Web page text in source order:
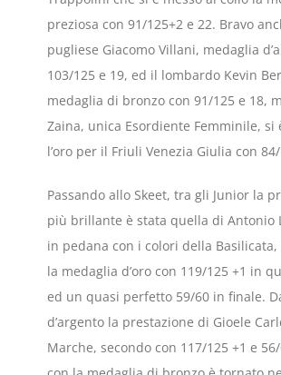
preziosa con 91/125+2 e 22. Bravo
pugliese Giacomo Villani, medaglia
103/125 e 19, ed il lombardo Kevin
medaglia di bronzo con 91/125 e 18,
Zaina, unica Esordiente Femminile, si
l’oro per il Friuli Venezia Giulia con
Passando allo Skeet, tra gli Junior la
più brillante è stata quella di Antonio
in pedana con i colori della
la medaglia d’oro con 119/125 +1 in
ed un quasi perfetto 59/60 in finale.
d’argento la prestazione di Gioele
Marche, secondo con 117/125 +1 e